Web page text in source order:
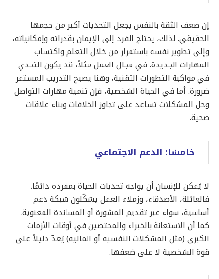
إن ضعف الثقة بالنفس يجعل التحديات أكبر من حجمها
الحقيقي. لذلك، يحتاج الفرد إلى الإيمان بقدراته وإمكانياته،
وإلى تطوير نفسه باستمرار من خلال التعلم واكتساب
المهارات الجديدة. في مجال العمل مثلاً، قد يكون التحدي
في مواكبة التطورات التقنية، وهنا يصبح التدريب المستمر
ضرورة. أما في الحياة الشخصية، فإن تنمية مهارات التواصل
وحل المشكلات تساعد على تجاوز الخلافات وبناء علاقات
صحية.
خامسًا: الدعم الاجتماعي
لا يُمكن للإنسان أن يواجه تحديات الحياة بمفرده دائمًا.
فالعائلة، الأصدقاء، وزملاء العمل يشكّلون شبكة دعم
أساسية، سواء عبر تقديم المشورة أو المساندة المعنوية.
كما أن الاستعانة بالخبراء والمختصين في أوقات الأزمات
الكبرى (مثل المشكلات النفسية أو المالية) يُعدّ دليلاً على
قوة الشخصية لا على ضعفها.